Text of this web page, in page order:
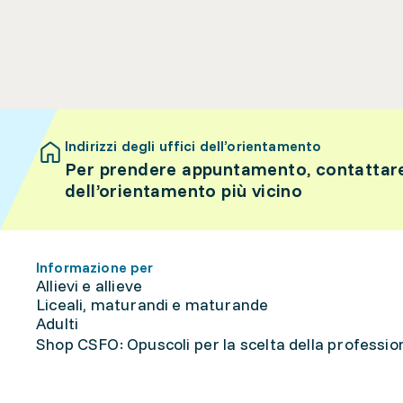
Indirizzi degli uffici dell’orientamento
Per prendere appuntamento,
dell’orientamento più vicino
Informazione per
Allievi e allieve
Liceali, maturandi e maturande
Adulti
Shop CSFO: Opuscoli per la scelta della